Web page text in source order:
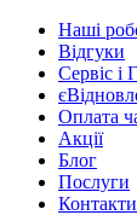
Наші
Відгуки
Сервіс і
Оплата
Акції
Блог
Послуги
Контакти